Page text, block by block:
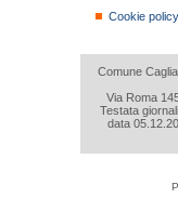
Cookie policy
Comune
Via Roma
Testata
data